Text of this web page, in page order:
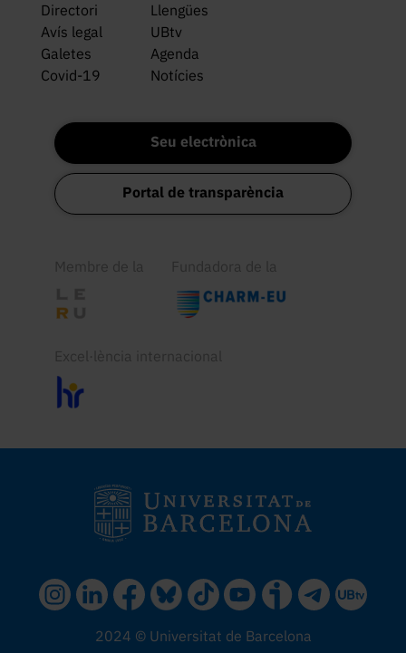
Directori
Llengües
Avís legal
UBtv
Galetes
Agenda
Covid-19
Notícies
Seu electrònica
Portal de transparència
Membre de la Fundadora de la
Excel·lència internacional
2024 © Universitat de Barcelona